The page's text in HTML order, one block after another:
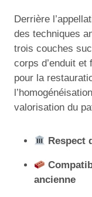
Derrière
des techniques
trois couches
corps d’enduit
pour la
valorisation du
Respect
ancienne